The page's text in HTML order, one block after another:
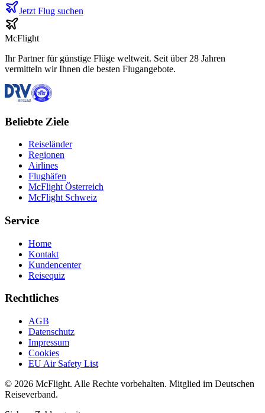
Jetzt Flug suchen
McFlight
Ihr Partner für günstige Flüge weltweit. Seit über 28 Jahren
vermitteln wir Ihnen die besten Flugangebote.
Beliebte Ziele
Reiseländer
Regionen
Airlines
Flughäfen
McFlight Österreich
McFlight Schweiz
Service
Home
Kontakt
Kundencenter
Reisequiz
Rechtliches
AGB
Datenschutz
Impressum
Cookies
EU Air Safety List
© 2026 McFlight. Alle Rechte vorbehalten. Mitglied im Deutschen
Reiseverband.